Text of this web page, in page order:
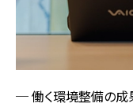
働く環境整備の成